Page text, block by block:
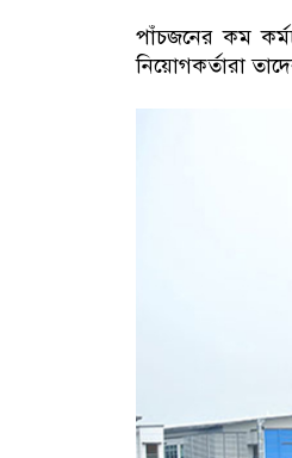
পাঁচজনের কম
নিয়োগকর্তারা